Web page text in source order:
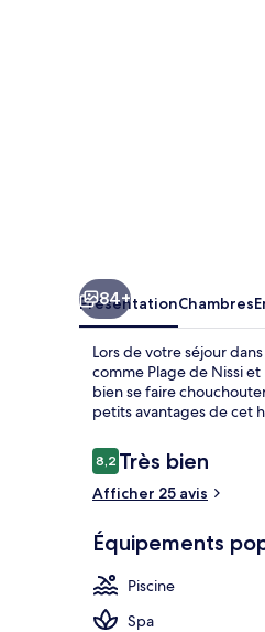
84+
PrésentationChambres
Lors de votre séjour
comme Plage de Nissi
bien se faire
petits avantages de cet
Avis
voyageurs
8,28,2 sur 10
Très bien
Afficher 25 avis
Équipements
Piscine
Spa